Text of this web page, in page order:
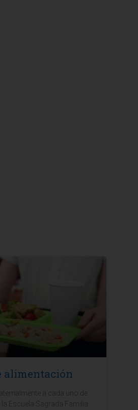
alimentación
a cada uno de
Escuela Sagrada Familia